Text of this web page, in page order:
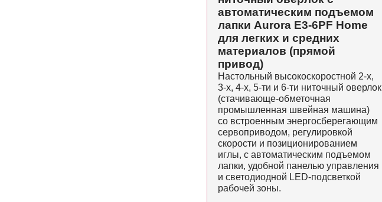
автоматическим подъемом
лапки Aurora E3-6PF Home
для легких и средних
материалов (прямой
привод)
Настольный высокоскоростной 2-х,
3-х, 4-х, 5-ти и 6-ти ниточный оверлок
(стачивающе-обметочная
промышленная швейная машина)
со встроенным энергосберегающим
сервоприводом, регулировкой
скорости и позиционированием
иглы, с автоматическим подъемом
лапки, удобной панелью управления
и светодиодной LED-подсветкой
рабочей зоны.